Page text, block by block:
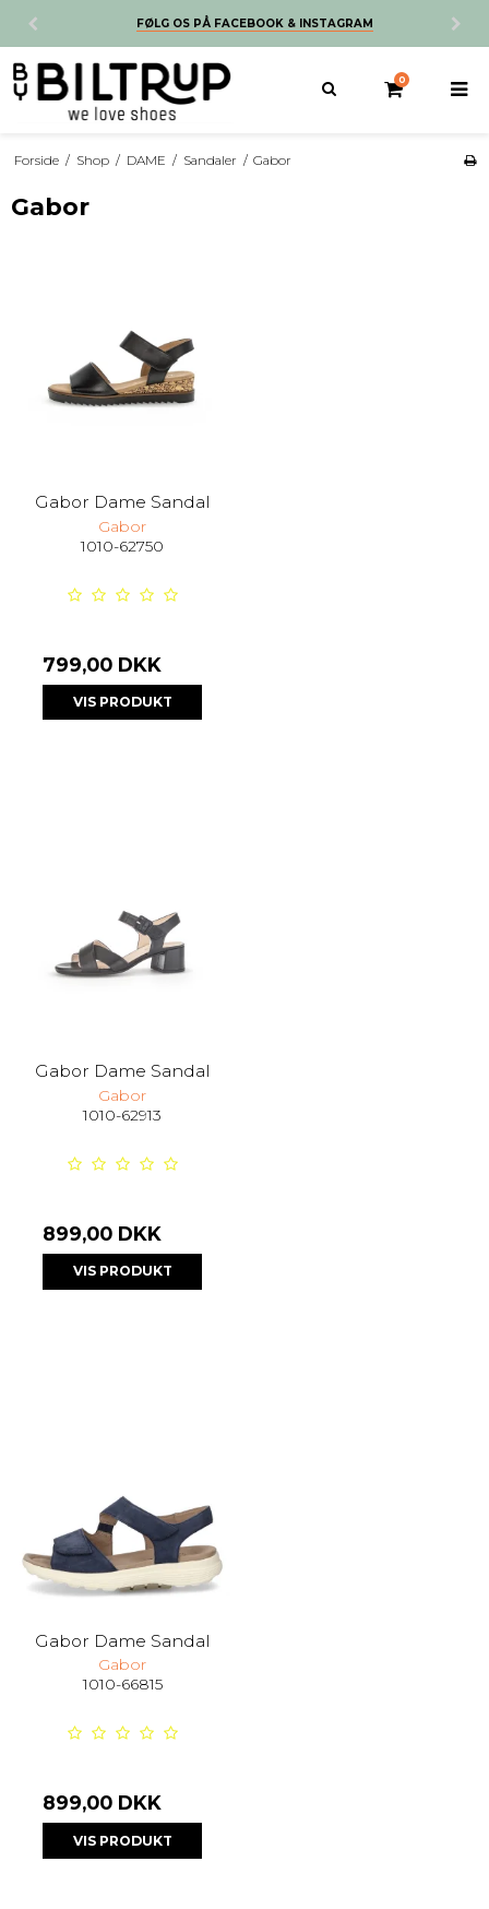
FØLG OS PÅ FACEBOOK & INSTAGRAM
0
Forside / Shop / DAME / Sandaler / Gabor
Gabor
Gabor Dame Sandal
Gabor
1010-62750
799,00 DKK
VIS PRODUKT
Gabor Dame Sandal
Gabor
1010-62913
899,00 DKK
VIS PRODUKT
Gabor Dame Sandal
Gabor
1010-66815
899,00 DKK
VIS PRODUKT